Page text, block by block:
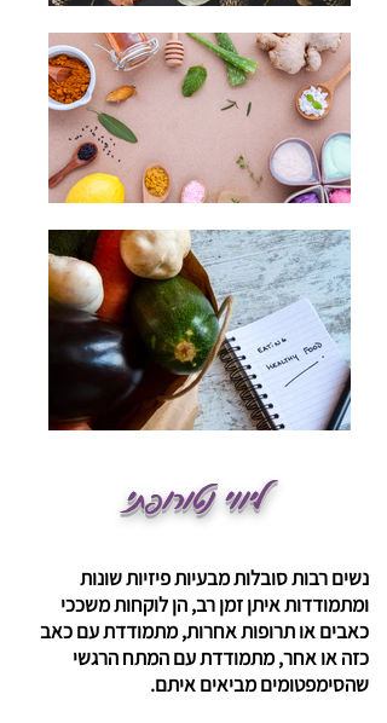
ליווי נטורופתי
נשים רבות סובלות מבעיות פיזיות שונות
ומתמודדות איתן זמן רב, הן לוקחות משככי
כאבים או תרופות אחרות, מתמודדת עם כאב
כזה או אחר, מתמודדת עם המתח הרגשי
שהסימפטומים מביאים איתם.